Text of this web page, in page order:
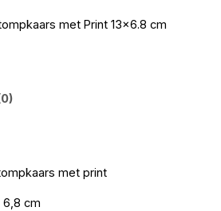
met Print 13×6.8 cm
met print
6,8 cm